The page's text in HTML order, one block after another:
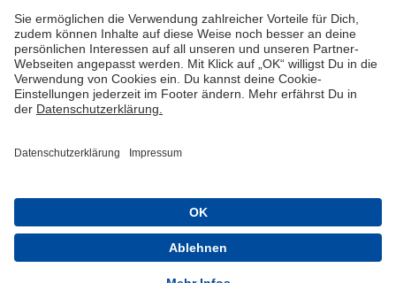
Medienportal
FAQ
Datenschutz
Haftungsausschluss
schalke04.de
Schalke TV
VELTINS-Arena
ERWIN buchen
Schalke 04 - Offizielle App